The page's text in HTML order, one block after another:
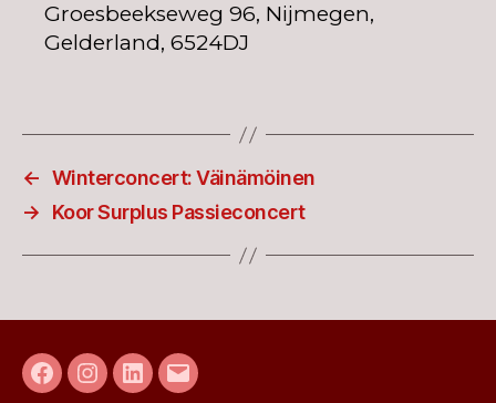
Groesbeekseweg 96, Nijmegen,
Gelderland, 6524DJ
← Winterconcert: Väinämöinen
→
Koor Surplus Passieconcert
Facebook
Instagram
LinkedIn
E-